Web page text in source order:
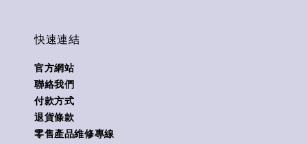
快速連結
官方網站
聯絡我們
付款方式
退貨條款
零售產品維修專線